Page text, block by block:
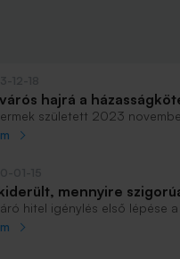
hajrá a
fordulat egyelőre
született 2023
mint egy évvel korábban -
azonban mintha
kedv. mennyire
feltételei
hitel igénylés első lépése
enélkül nem lehet